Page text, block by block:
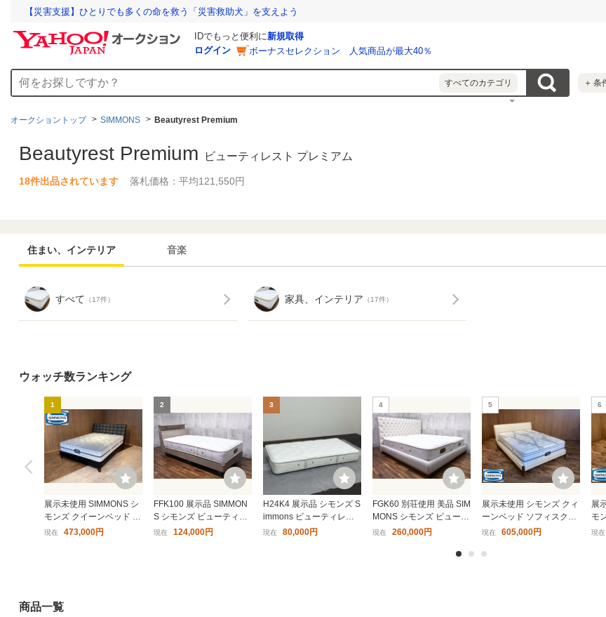
【災害支援】ひとりでも多くの命を救う「災害救助犬」を支えよう
IDでもっと便利に新規取得
ログイン
ボーナスセレクション 人気商品が最大40％
すべてのカテゴリ ＋ 条
オークショントップ SIMMONS Beautyrest Premium
Beautyrest Premium ビューティレスト プレミアム
18件出品されています 落札価格：平均121,550円
住まい、インテリア 音楽
すべて （17件） 家具、インテリア （17件）
ウォッチ数ランキング
1
展示未使用 SIMMONS シ
モンズ クイーンベッド バ
ーゼリアSC・BK/シモン
現在 473,000円
2
FFK100 展示品 SIMMON
S シモンズ ビューティレ
スト プレミアム AA2122
現在 124,000円
3
H24K4 展示品 シモンズ S
immons ビューティレス
ト プレミアム ニューフィ
現在 80,000円
4
FGK60 別荘使用 美品 SIM
MONS シモンズ ビューテ
ィレスト プレミアム マッ
ー/本革ベッドフレーム キ
現在 260,000円
5
展示未使用 シモンズ クィ
ーンベッド ソフィスクレ
ール SC WH/シモンズ最
ドプラッシュピロートッ
現在 605,000円
6
展
モ
ゼ
現在
商品一覧